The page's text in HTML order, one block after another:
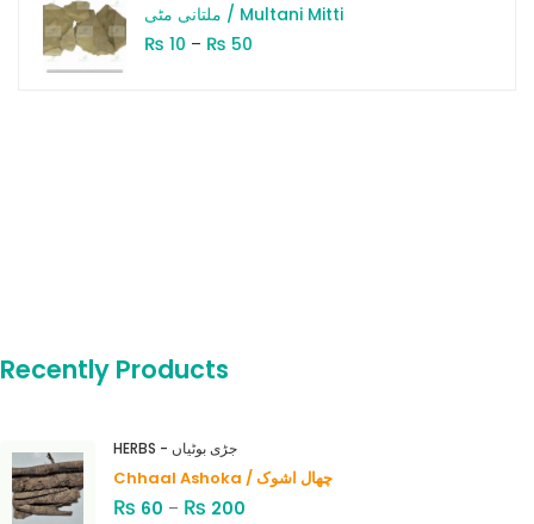
ملتانی مٹی / Multani Mitti
₨ 10 – ₨ 50
Recently Products
HERBS - جڑی بوٹیاں
Chhaal Ashoka / چھال اشوک
₨ 60 – ₨ 200